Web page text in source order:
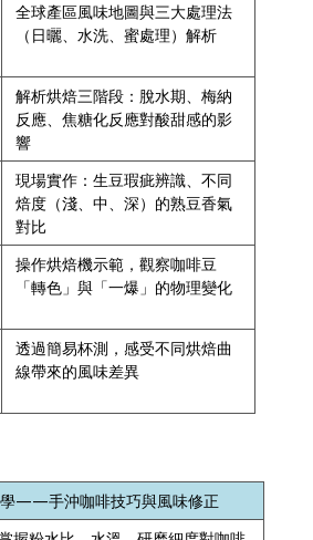
全球產區風味地圖與三大處理法
（日曬、水洗、蜜處理）解析
解析烘焙三階段：脫水期、梅納
反應、焦糖化反應對酸甜感的影
響
現場實作：生豆瑕疵辨識、不同
焙度（淺、中、深）的熟豆香氣
對比
操作烘焙機示範，觀察咖啡豆
「轉色」與「一爆」的物理變化
透過簡易杯測，感受不同烘焙曲
線帶來的風味差異
——手沖咖啡技巧與風味修正